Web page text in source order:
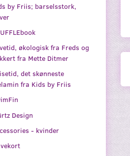
by Friis; barselsstork,
økologisk fra Freds og
fra Mette Ditmer
det skønneste
fra Kids by Friis
Design
- kvinder